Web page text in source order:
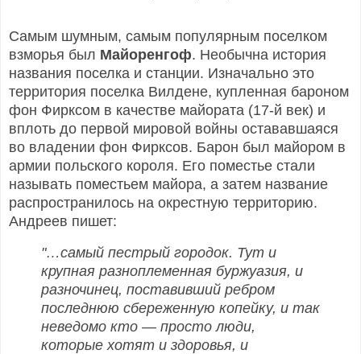
Самым шумным, самым популярным поселком
взморья был Майоренгоф. Необычна история
названия поселка и станции. Изначально это
территория поселка Вилдене, купленная бароном
фон Фирксом в качестве майората (17-й век) и
вплоть до первой мировой войны остававшаяся
во владении фон Фирксов. Барон был майором в
армии польского короля. Его поместье стали
называть поместьем майора, а затем название
распространилось на окрестную территорию.
Андреев пишет:
"…самый пестрый городок. Тут и
крупная разноплеменная буржуазия, и
разночинец, поставивший ребром
последнюю сбереженную копейку, и так
неведомо кто — просто люди,
которые хотят и здоровья, и